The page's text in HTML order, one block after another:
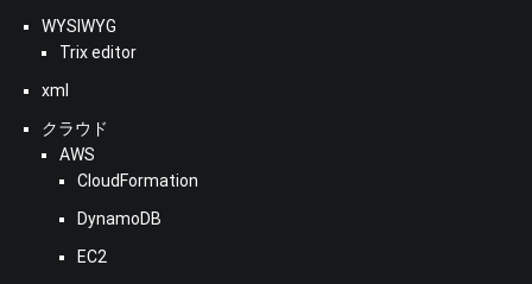
WYSIWYG
Trix editor
xml
クラウド
AWS
CloudFormation
DynamoDB
EC2